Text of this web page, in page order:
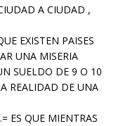
A CIUDAD ,
EXISTEN PAISES
UNA MISERIA
SUELDO DE 9 O 10
REALIDAD DE UNA
ES QUE MIENTRAS